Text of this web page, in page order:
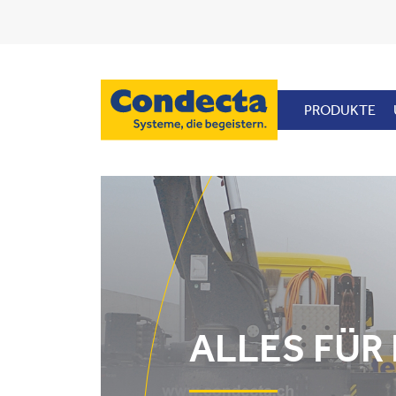
PRODUKTE
ALLES